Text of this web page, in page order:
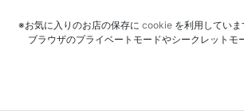
※お気に入りのお店の保存に cookie を利用していま
ブラウザのプライベートモードやシークレット